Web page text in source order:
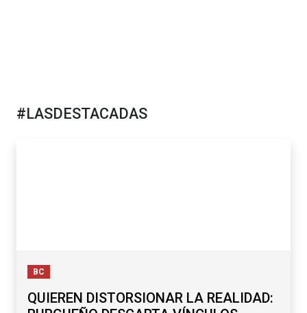
#LASDESTACADAS
BC
QUIEREN DISTORSIONAR LA REALIDAD: